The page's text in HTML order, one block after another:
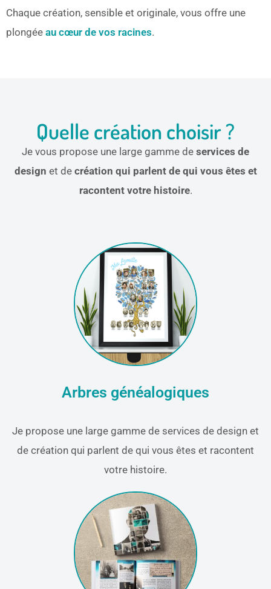
Chaque création, sensible et originale, vous offre une
plongée au cœur de vos racines.
Quelle création choisir ?
Je vous propose une large gamme de services de
design et de création qui parlent de qui vous êtes et
racontent votre histoire.
Arbres généalogiques
Je propose une large gamme de services de design et
de création qui parlent de qui vous êtes et racontent
votre histoire.